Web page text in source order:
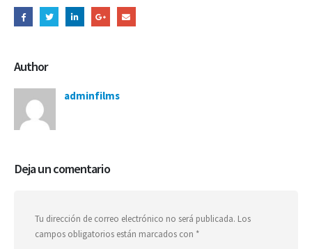
Author
adminfilms
Deja un comentario
Tu dirección de correo electrónico no será publicada. Los
campos obligatorios están marcados con *